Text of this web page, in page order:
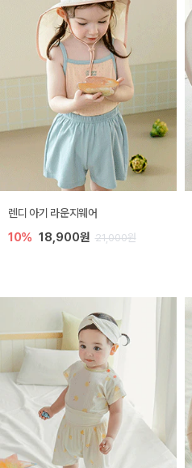
렌디 아기 라운지웨어
10% 18,900원 21,000원